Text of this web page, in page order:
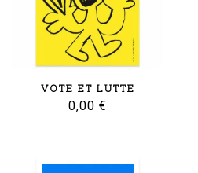
VOTE ET LUTTE
0,00 €